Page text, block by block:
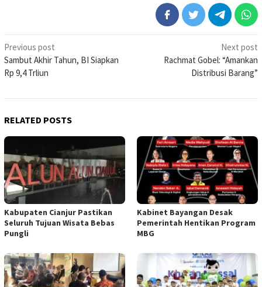
Post
navigation
Previous post
Sambut Akhir Tahun, BI Siapkan
Rp 9,4 Trliun
Next post
Rachmat Gobel: “Amankan
Distribusi Barang”
RELATED POSTS
Kabupaten Cianjur Pastikan
Seluruh Tujuan Wisata Bebas
Pungli
Kabinet Bayangan Desak
Pemerintah Hentikan Program
MBG